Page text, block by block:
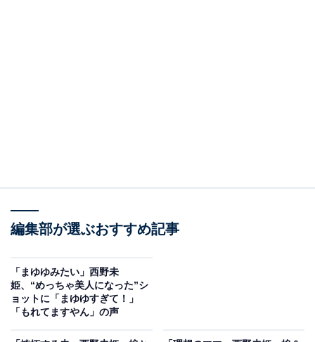
編集部が選ぶおすすめ記事
「まゆゆみたい」西野未
姫、“めっちゃ美人になった”シ
ョットに「まゆゆすぎて！」
「もれてますやん」の声